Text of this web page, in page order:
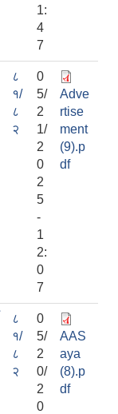
1:
4
7
८
१/
८
२
0
5/
2
1/
2
0
2
5
-
1
2:
0
7
Adve
rtise
ment
(9).p
df
८
१/
८
२
0
5/
2
0/
2
0
AAS
aya
(8).p
df